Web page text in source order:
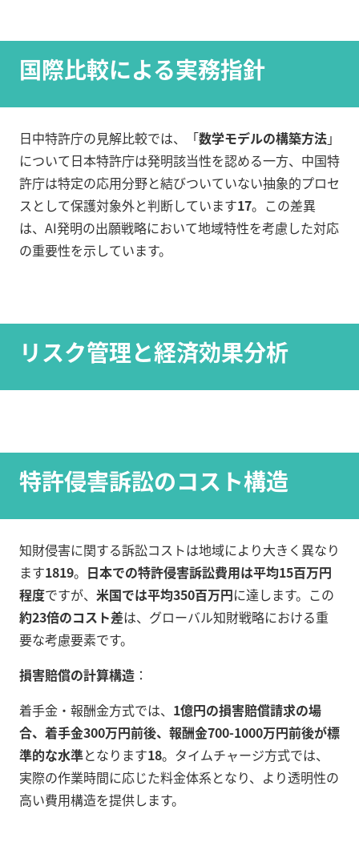
国際比較による実務指針
日中特許庁の見解比較では、「数学モデルの構築方法」
について日本特許庁は発明該当性を認める一方、中国特
許庁は特定の応用分野と結びついていない抽象的プロセ
スとして保護対象外と判断しています17。この差異
は、AI発明の出願戦略において地域特性を考慮した対応
の重要性を示しています。
リスク管理と経済効果分析
特許侵害訴訟のコスト構造
知財侵害に関する訴訟コストは地域により大きく異なり
ます1819。 日本での特許侵害訴訟費用は平均15百万円
程度ですが、 米国では平均350百万円に達します。この
約23倍のコスト差は、グローバル知財戦略における重
要な考慮要素です。
損害賠償の計算構造 ：
着手金・報酬金方式では、 1億円の損害賠償請求の場
合、着手金300万円前後、報酬金700-1000万円前後が標
準的な水準となります18。タイムチャージ方式では、
実際の作業時間に応じた料金体系となり、より透明性の
高い費用構造を提供します。